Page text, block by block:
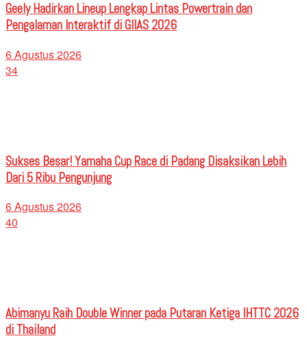
Geely Hadirkan Lineup Lengkap Lintas Powertrain dan
Pengalaman Interaktif di GIIAS 2026
6 Agustus 2026
34
Sukses Besar! Yamaha Cup Race di Padang Disaksikan Lebih
Dari 5 Ribu Pengunjung
6 Agustus 2026
40
Abimanyu Raih Double Winner pada Putaran Ketiga IHTTC 2026
di Thailand